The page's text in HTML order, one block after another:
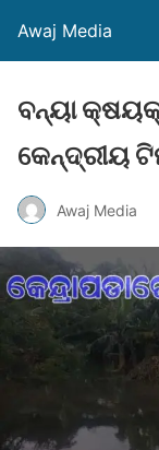
Awaj Media
ବନ୍ୟା
କେନ୍ଦ୍ରୀୟ
Awaj Media